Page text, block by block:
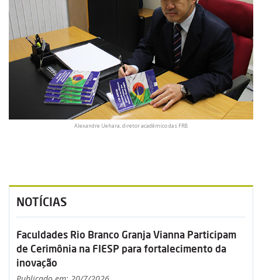
Alexandre Uehara, diretor acadêmico das FRB
NOTÍCIAS
Faculdades Rio Branco Granja Vianna Participam
de Cerimônia na FIESP para fortalecimento da
inovação